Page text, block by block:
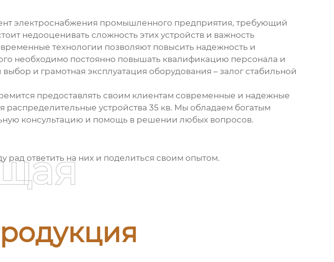
электроснабжения промышленного предприятия, требующий
недооценивать сложность этих устройств и важность
технологии позволяют повысить надежность и
необходимо постоянно повышать квалификацию персонала и
и грамотная эксплуатация оборудования – залог стабильной
предоставлять своим клиентам современные и надежные
распределительные устройства 35 кв. Мы обладаем богатым
консультацию и помощь в решении любых вопросов.
рад ответить на них и поделиться своим опытом.